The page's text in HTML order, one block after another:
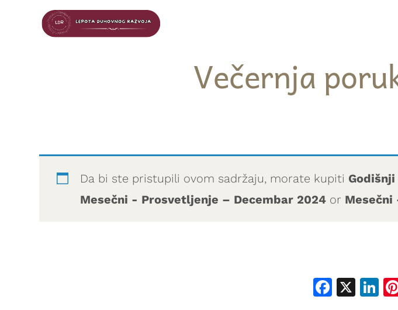
Večernja
Da bi ste pristupili ovom sadržaju, morate kupiti
Mesečni - Prosvetljenje – Decembar 2024 or
X